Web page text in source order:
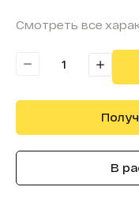
Смотреть все
В